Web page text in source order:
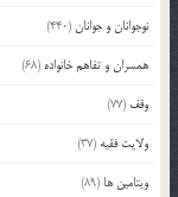
نوجوانان و جوانان(440)
همسران و تفاهم خانواده (68)
وقف (77)
ولایت فقیه (37)
ویتامین ها (89)